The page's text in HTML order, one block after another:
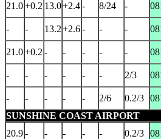
21.0+0.2 13.0+2.4- 8/24 -
- - 13.2+2.6- - -
21.0+0.2 - - - - -
- - - - - - 2/3
- - - - - 2/6 0.2/3
SUNSHINE COAST AIRPORT
20.9- - - - - 0.2/3